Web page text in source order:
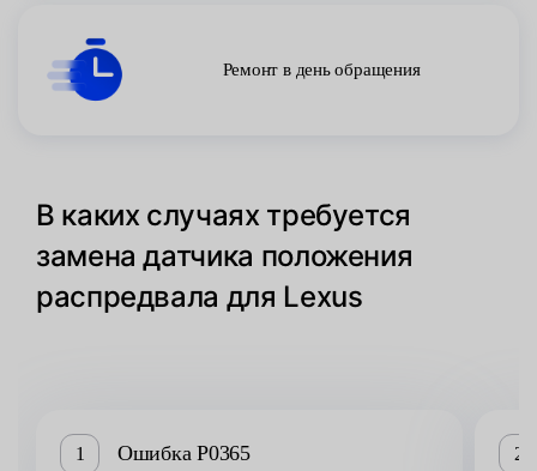
Ремонт в день обращения
В каких случаях требуется
замена датчика положения
распредвала для Lexus
1 Ошибка P0365 2